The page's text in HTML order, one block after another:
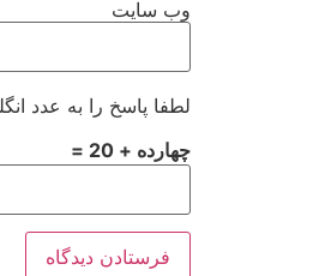
وب‌ سایت
لطفا پاسخ را به عدد
چهارده + 20 =